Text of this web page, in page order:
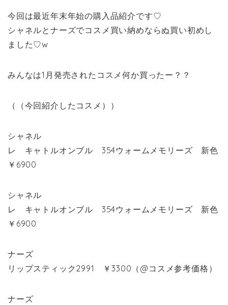
今回は最近年末年始の購入品紹介です♡
シャネルとナーズでコスメ買い納めならぬ買い初めし
ました♡w
みんなは1月発売されたコスメ何か買ったー？？
（（今回紹介したコスメ））
シャネル
レ キャトルオンブル 354ウォームメモリーズ 新色
￥6900
シャネル
レ キャトルオンブル 354ウォームメモリーズ 新色
￥6900
ナーズ
リップスティック2991 ￥3300（@コスメ参考価格）
ナーズ